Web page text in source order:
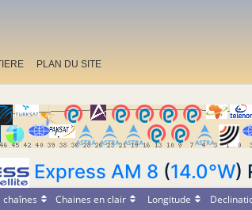
PLAN DU SITE
Express AM 8 (14.0°W)
chaînes Chaines en clair Longitude